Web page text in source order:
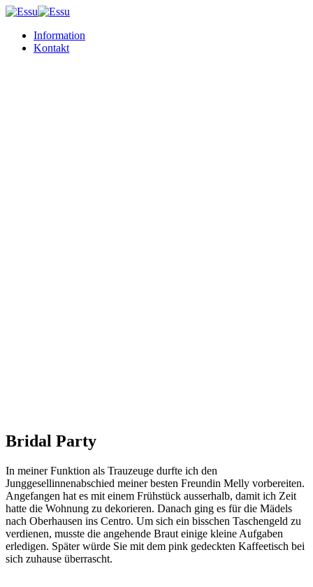
Information
Kontakt
Bridal Party
In meiner Funktion als Trauzeuge durfte ich den
Junggesellinnenabschied meiner besten Freundin Melly vorbereiten.
Angefangen hat es mit einem Frühstück ausserhalb, damit ich Zeit
hatte die Wohnung zu dekorieren. Danach ging es für die Mädels
nach Oberhausen ins Centro. Um sich ein bisschen Taschengeld zu
verdienen, musste die angehende Braut einige kleine Aufgaben
erledigen. Später würde Sie mit dem pink gedeckten Kaffeetisch bei
sich zuhause überrascht.